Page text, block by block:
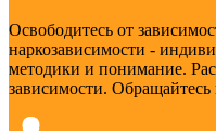
Освободитесь от
наркозависимости -
методики и понимание.
зависимости. Обращайтесь